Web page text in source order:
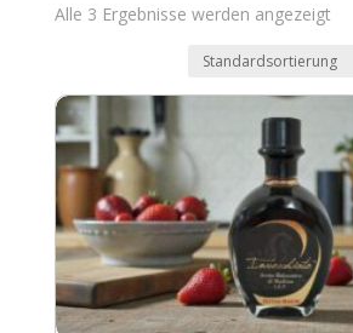
Alle 3 Ergebnisse werden angezeigt